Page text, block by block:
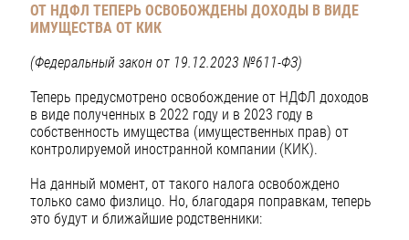
ОТ НДФЛ ТЕПЕРЬ ОСВОБОЖДЕНЫ ДОХОДЫ В ВИДЕ
ИМУЩЕСТВА ОТ КИК
(Федеральный закон от 19.12.2023 №611-ФЗ)
Теперь предусмотрено освобождение от НДФЛ доходов
в виде полученных в 2022 году и в 2023 году в
собственность имущества (имущественных прав) от
контролируемой иностранной компании (КИК).
На данный момент, от такого налога освобождено
только само физлицо. Но, благодаря поправкам, теперь
это будут и ближайшие родственники: